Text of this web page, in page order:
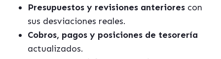
Presupuestos y revisiones anteriores con
sus desviaciones reales.
Cobros, pagos y posiciones de tesorería
actualizados.